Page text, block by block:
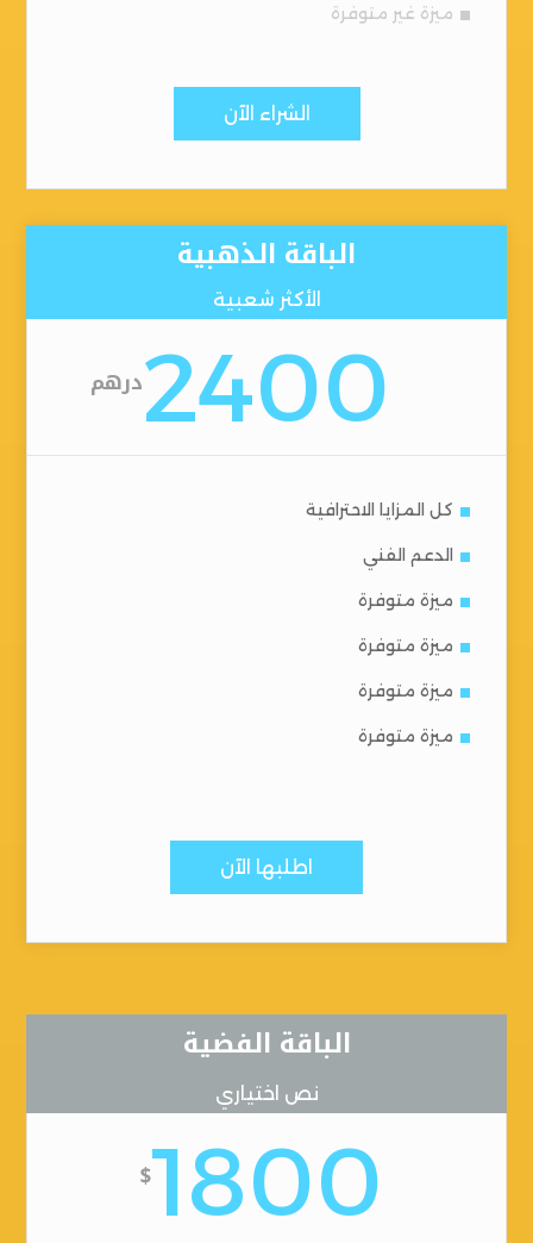
ميزة غير متوفرة
الشراء الآن
الباقة الذهبية
الأكثر شعبية
2400درهم
كل المزايا الاحترافية
الدعم الفني
ميزة متوفرة
ميزة متوفرة
ميزة متوفرة
ميزة متوفرة
اطلبها الآن
الباقة الفضية
نص اختياري
1800
$